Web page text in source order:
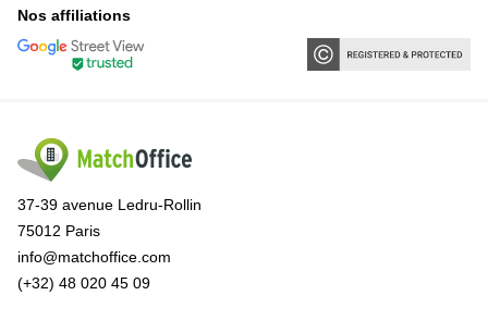
Nos affiliations
37-39 avenue Ledru-Rollin
75012 Paris
info@matchoffice.com
(+32) 48 020 45 09